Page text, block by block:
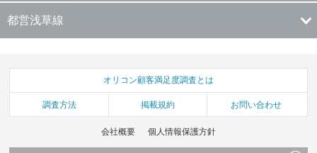
都営浅草線
オリコン顧客満足度調査とは
調査方法 掲載規約 お問い合わせ
会社概要 個人情報保護方針